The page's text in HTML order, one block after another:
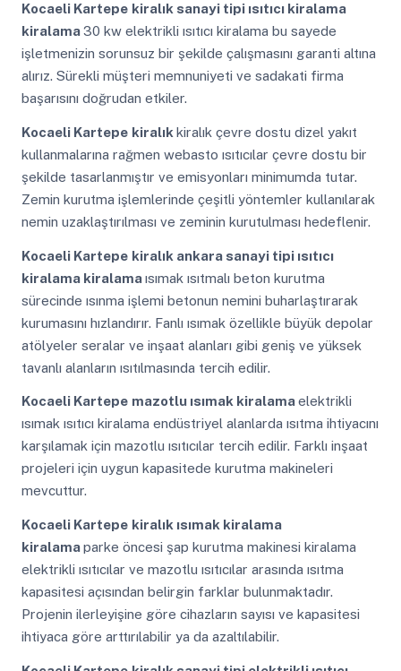
Kocaeli Kartepe kiralık sanayi tipi ısıtıcı kiralama
kiralama30 kw elektrikli ısıtıcı kiralama bu sayede
işletmenizin sorunsuz bir şekilde çalışmasını garanti altına
alırız. Sürekli müşteri memnuniyeti ve sadakati firma
başarısını doğrudan etkiler.
Kocaeli Kartepe kiralık kiralık çevre dostu dizel yakıt
kullanmalarına rağmen webasto ısıtıcılar çevre dostu bir
şekilde tasarlanmıştır ve emisyonları minimumda tutar.
Zemin kurutma işlemlerinde çeşitli yöntemler kullanılarak
nemin uzaklaştırılması ve zeminin kurutulması hedeflenir.
Kocaeli Kartepe kiralık ankara sanayi tipi ısıtıcı
kiralama kiralamaısımak ısıtmalı beton kurutma
sürecinde ısınma işlemi betonun nemini buharlaştırarak
kurumasını hızlandırır. Fanlı ısımak özellikle büyük depolar
atölyeler seralar ve inşaat alanları gibi geniş ve yüksek
tavanlı alanların ısıtılmasında tercih edilir.
Kocaeli Kartepe mazotlu ısımak kiralamaelektrikli
ısımak ısıtıcı kiralama endüstriyel alanlarda ısıtma ihtiyacını
karşılamak için mazotlu ısıtıcılar tercih edilir. Farklı inşaat
projeleri için uygun kapasitede kurutma makineleri
mevcuttur.
Kocaeli Kartepe kiralık ısımak kiralama
kiralamaparke öncesi şap kurutma makinesi kiralama
elektrikli ısıtıcılar ve mazotlu ısıtıcılar arasında ısıtma
kapasitesi açısından belirgin farklar bulunmaktadır.
Projenin ilerleyişine göre cihazların sayısı ve kapasitesi
ihtiyaca göre arttırılabilir ya da azaltılabilir.